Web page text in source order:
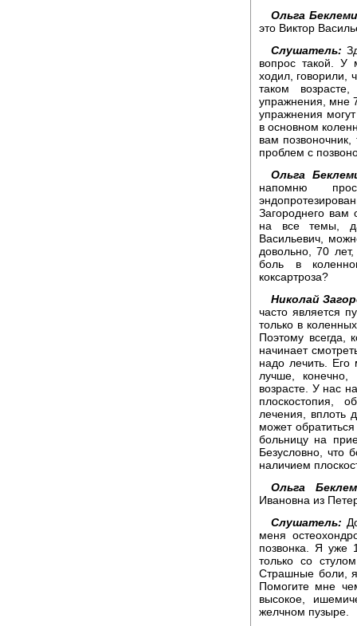
Ольга
это Виктор
Слушатель:
вопрос такой. У
ходил, говорили,
таком
упражнения, мне
упражнения
в основном
вам
проблем с
Ольга
напомню
Загороднего вам
на все темы,
Васильевич,
довольно, 70
боль в
коксартроза?
Николай
часто является
только в
Поэтому всегда,
начинает
надо лечить.
лучше, конечно,
возрасте. У нас
плоскостопия,
лечения, вплоть
может
больницу на
Безусловно, что
наличием
Ольга
Ивановна из
Слушатель:
меня
позвонка. Я уже
только со
Страшные боли,
Помогите мне
высокое,
желчном пузыре.